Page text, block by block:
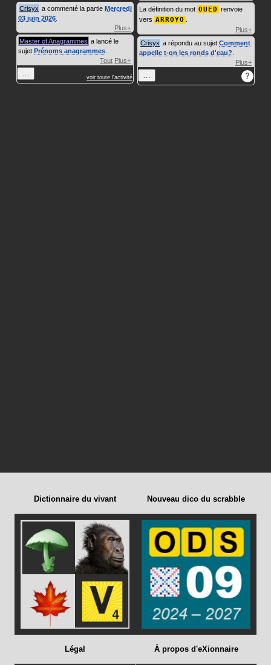
Crisyx a commenté la partie Mercredi
03 juin 2026
Plus+
Master of Anagrammes a lancé le
sujet Prénoms anagrammes
Tout Plus+
voir toute l'activité
La définition du mot OUED renvoie
vers ARROYO
Plus+
Crisyx a répondu au sujet Comment
appelle t-on les ronds d'eau?
Plus+
?
Dictionnaire du vivant Nouveau dico du scrabble
Légal À propos d'eXionnaire